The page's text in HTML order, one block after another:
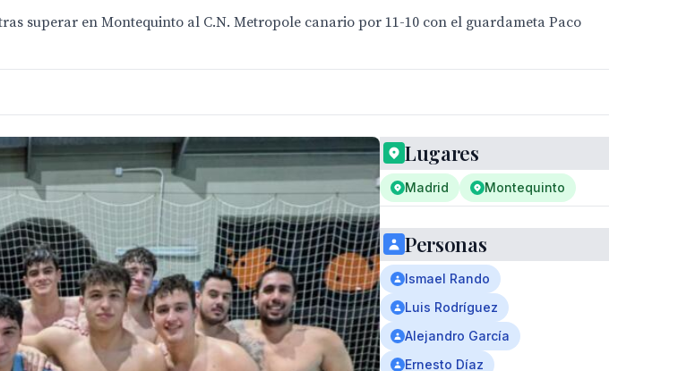
superar en Montequinto al C.N. Metropole canario por 11-10 con el guardameta Paco
Lugares
Madrid Montequinto
Personas
Ismael Rando
Luis Rodríguez
Alejandro García
Ernesto Díaz